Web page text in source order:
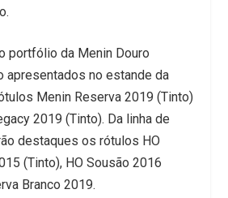
portfólio da Menin Douro
apresentados no estande da
Menin Reserva 2019 (Tinto)
2019 (Tinto). Da linha de
destaques os rótulos HO
(Tinto), HO Sousão 2016
Branco 2019.